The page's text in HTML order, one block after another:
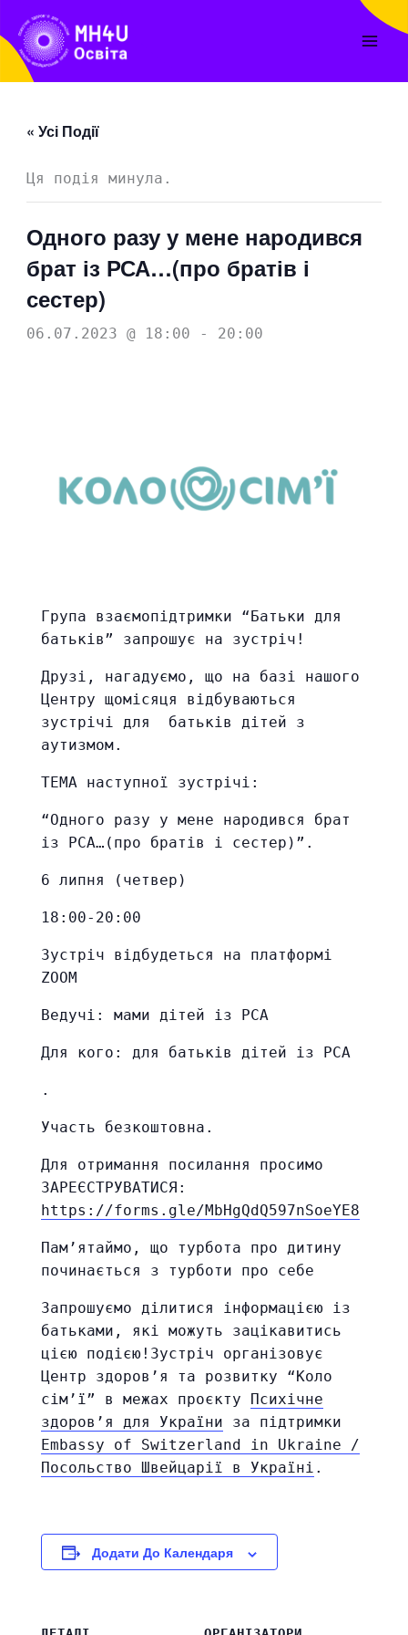
Перейти
до
вмісту
« Усі Події
Ця подія минула.
Одного разу у мене народився
брат із РСА…(про братів і
сестер)
06.07.2023 @ 18:00 - 20:00
Група взаємопідтримки “Батьки для
батьків” запрошує на зустріч!
Друзі, нагадуємо, що на базі нашого
Центру щомісяця відбуваються
зустрічі для батьків дітей з
аутизмом.
ТЕМА наступної зустрічі:
“Одного разу у мене народився брат
із РСА…(про братів і сестер)”.
6 липня (четвер)
18:00-20:00
Зустріч відбудеться на платформі
ZOOM
Ведучі: мами дітей із РСА
Для кого: для батьків дітей із РСА
.
Участь безкоштовна.
Для отримання посилання просимо
ЗАРЕЄСТРУВАТИСЯ:
https://forms.gle/MbHgQdQ597nSoeYE8
Пам’ятаймо, що турбота про дитину
починається з турботи про себе
Запрошуємо ділитися інформацією із
батьками, які можуть зацікавитись
цією подією! Зустріч організовує
Центр здоров’я та розвитку “Коло
сім’ї” в межах проєкту Психічне
здоров’я для України за підтримки
Embassy of Switzerland in Ukraine /
Посольство Швейцарії в Україні .
Додати До Календаря